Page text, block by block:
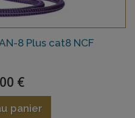
8 Plus cat8 NCF
€
panier